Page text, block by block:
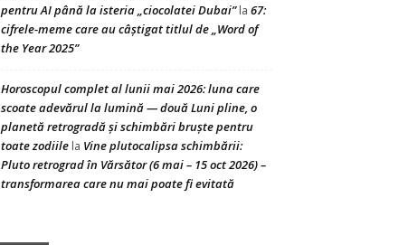
pentru AI până la isteria „ciocolatei Dubai”la 67:
cifrele-meme care au câștigat titlul de „Word of
the Year 2025”
Horoscopul complet al lunii mai 2026: luna care
scoate adevărul la lumină — două Luni pline, o
planetă retrogradă și schimbări bruște pentru
toate zodiile la Vine plutocalipsa schimbării:
Pluto retrograd în Vărsător (6 mai – 15 oct 2026) –
transformarea care nu mai poate fi evitată